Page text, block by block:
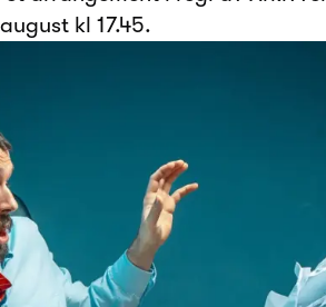
kl 17.45.